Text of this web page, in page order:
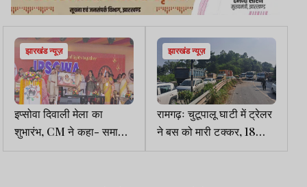
झारखंड न्यूज़
इप्सोवा दिवाली मेला का
शुभारंभ, CM ने कहा- समाज
सेवा का प्रतीक
झारखंड न्यूज़
रामगढ़ः चुटूपालू घाटी में ट्रेलर
ने बस को मारी टक्कर, 18
यात्री घायल